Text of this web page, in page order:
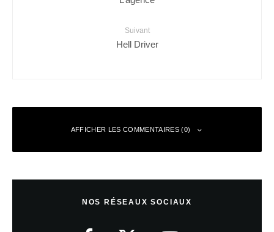
Suivant
Hell Driver
AFFICHER LES COMMENTAIRES (0)
NOS RÉSEAUX SOCIAUX